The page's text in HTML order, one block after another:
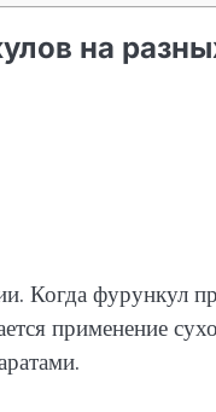
на
Когда фурункул
применение